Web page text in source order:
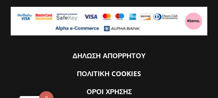
ΔΗΛΩΣΗ ΑΠΟΡΡΗΤΟΥ
ΠΟΛΙΤΙΚΗ COOKIES
ΟΡΟΙ ΧΡΗΣΗΣ